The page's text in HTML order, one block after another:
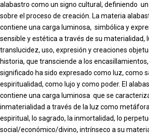
alabastro como un signo cultural, definiendo
sobre el proceso de creación. La materia
contiene una carga luminosa, simbólica y
sensible y estética a través de su materialidad,
translucidez, uso, expresión y creaciones
historia, que transciende a los
significado ha sido expresado como luz, como
espiritualidad, como lujo y como poder. El
contiene una carga luminosa que se
inmaterialidad a través de la luz como
espiritual, lo sagrado, la inmortalidad, lo
social/económico/divino, intrínseco a su